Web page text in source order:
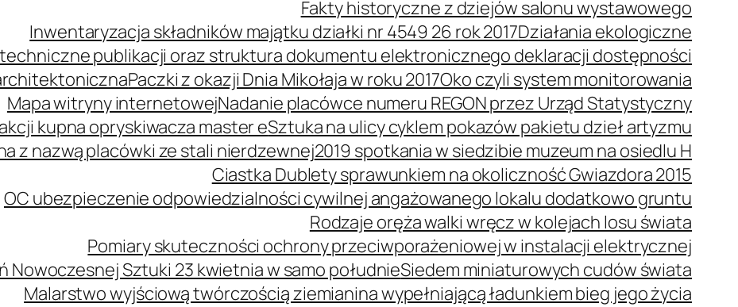
Fakty historyczne z dziejów salonu wystawowego
Inwentaryzacja składników majątku działki nr 4549 26 rok 2017Działania ekologiczne
publikacji oraz struktura dokumentu elektronicznego deklaracji dostępności
Paczki z okazji Dnia Mikołaja w roku 2017Oko czyli system monitorowania
Mapa witryny internetowejNadanie placówce numeru REGON przez Urząd Statystyczny
kupna opryskiwacza master eSztuka na ulicy cyklem pokazów pakietu dzieł artyzmu
z nazwą placówki ze stali nierdzewnej2019 spotkania w siedzibie muzeum na osiedlu H
Ciastka Dublety sprawunkiem na okoliczność Gwiazdora 2015
OC ubezpieczenie odpowiedzialności cywilnej angażowanego lokalu dodatkowo gruntu
Rodzaje oręża walki wręcz w kolejach losu świata
Pomiary skuteczności ochrony przeciwporażeniowej w instalacji elektrycznej
Nowoczesnej Sztuki 23 kwietnia w samo południeSiedem miniaturowych cudów świata
Malarstwo wyjściową twórczością ziemianina wypełniającą ładunkiem bieg jego życia